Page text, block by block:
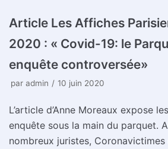
Article Les Affiches
2020 : « Covid-19: le
enquête controversée»
par admin 10 juin 2020
L’article d’Anne Moreaux expose
enquête sous la main du parquet.
nombreux juristes, Coronavictimes